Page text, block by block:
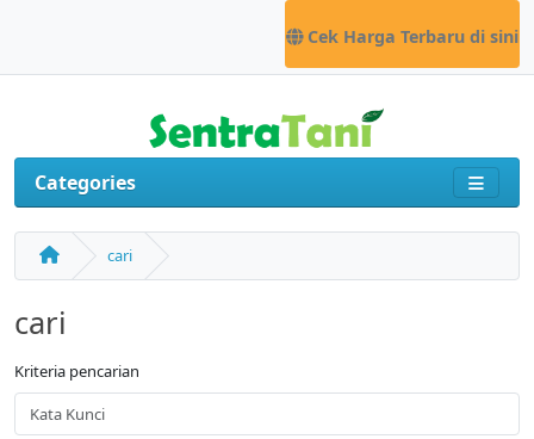
Cek Harga Terbaru di sini
Categories
cari
cari
Kriteria pencarian